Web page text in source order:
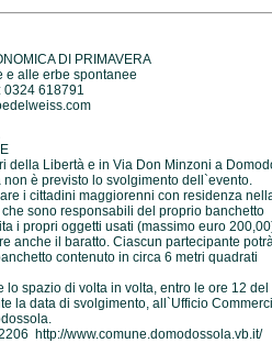
DI PRIMAVERA
e alle erbe spontanee
0324 618791
della Libertà e in Via Don Minzoni a
non è previsto lo svolgimento dell`evento.
i cittadini maggiorenni con residenza
sono responsabili del proprio banchetto
i propri oggetti usati (massimo euro
anche il baratto. Ciascun partecipante
contenuto in circa 6 metri quadrati
lo spazio di volta in volta, entro le ore 12 del
la data di svolgimento, all`Ufficio
http://www.comune.domodossola.vb.it/